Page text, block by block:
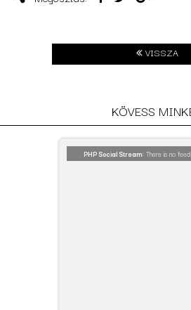
VISSZA
KÖVESS
PHP Social Stream: There is no